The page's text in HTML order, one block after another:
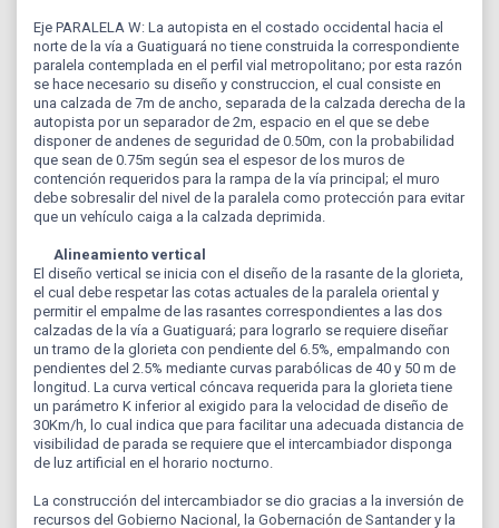
Eje PARALELA W: La autopista en el costado occidental hacia el
norte de la vía a Guatiguará no tiene construida la correspondiente
paralela contemplada en el perfil vial metropolitano; por esta razón
se hace necesario su diseño y construccion, el cual consiste en
una calzada de 7m de ancho, separada de la calzada derecha de la
autopista por un separador de 2m, espacio en el que se debe
disponer de andenes de seguridad de 0.50m, con la probabilidad
que sean de 0.75m según sea el espesor de los muros de
contención requeridos para la rampa de la vía principal; el muro
debe sobresalir del nivel de la paralela como protección para evitar
que un vehículo caiga a la calzada deprimida.
Alineamiento vertical
El diseño vertical se inicia con el diseño de la rasante de la glorieta,
el cual debe respetar las cotas actuales de la paralela oriental y
permitir el empalme de las rasantes correspondientes a las dos
calzadas de la vía a Guatiguará; para lograrlo se requiere diseñar
un tramo de la glorieta con pendiente del 6.5%, empalmando con
pendientes del 2.5% mediante curvas parabólicas de 40 y 50 m de
longitud. La curva vertical cóncava requerida para la glorieta tiene
un parámetro K inferior al exigido para la velocidad de diseño de
30Km/h, lo cual indica que para facilitar una adecuada distancia de
visibilidad de parada se requiere que el intercambiador disponga
de luz artificial en el horario nocturno.
La construcción del intercambiador se dio gracias a la inversión de
recursos del Gobierno Nacional, la Gobernación de Santander y la